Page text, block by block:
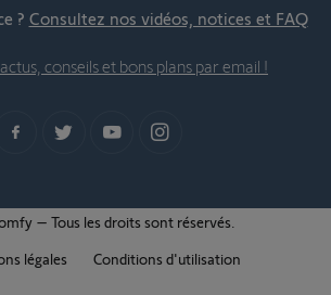
? Consultez nos vidéos, notices et FAQ
conseils et bons plans par email !
– Tous les droits sont réservés.
légales
Conditions d'utilisation